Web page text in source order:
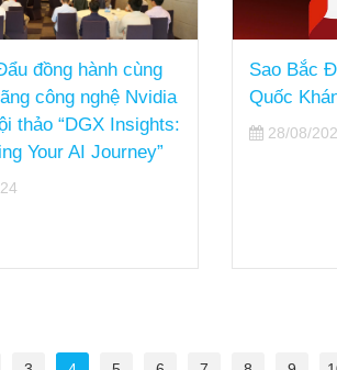
đồng hành cùng
công nghệ Nvidia
thảo “DGX Insights:
Your AI Journey”
Sao Bắc
Quốc
28/08/